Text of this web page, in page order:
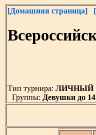
[Домашняя страница]
Тип турнира: ЛИЧНЫЙ
Группы: Девушки до